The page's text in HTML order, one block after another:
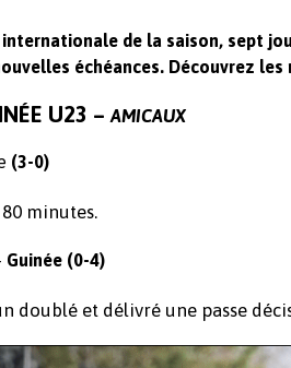
de la saison, sept
échéances. Découvrez
U23 – AMICAUX
(3-0)
minutes.
Guinée (0-4)
doublé et délivré une passe